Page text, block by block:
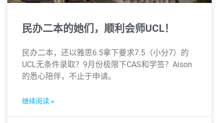
民办二本的她们，顺利会师UCL！
民办二本，还以雅思6.5拿下要求7.5（小分7）的
UCL无条件录取？9月份极限下CAS和学签？Aison
的悉心陪伴，不止于申请。
继续阅读 »